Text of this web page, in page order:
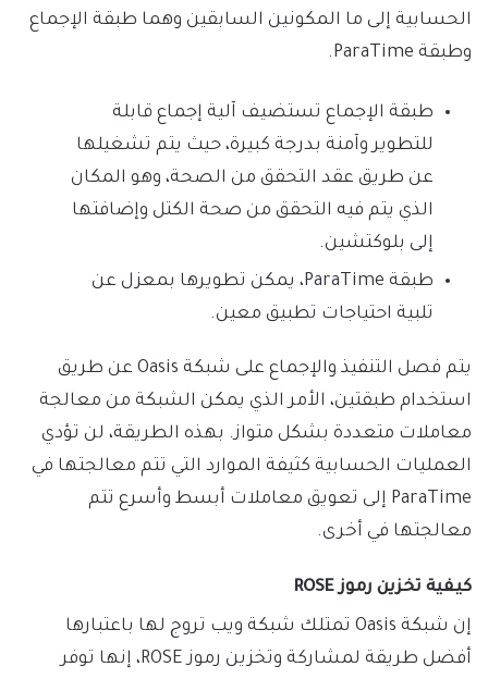
الحسابية إلى ما المكونين السابقين وهما طبقة الإجماع
وطبقة ParaTime.
طبقة الإجماع تستضيف آلية إجماع قابلة
للتطوير وآمنة بدرجة كبيرة، حيث يتم تشغيلها
عن طريق عقد التحقق من الصحة، وهو المكان
الذي يتم فيه التحقق من صحة الكتل وإضافتها
إلى بلوكتشين.
طبقة ParaTime، يمكن تطويرها بمعزل عن
تلبية احتياجات تطبيق معين.
يتم فصل التنفيذ والإجماع على شبكة Oasis عن طريق
استخدام طبقتين، الأمر الذي يمكن الشبكة من معالجة
معاملات متعددة بشكل متواز. بهذه الطريقة، لن تؤدي
العمليات الحسابية كثيفة الموارد التي تتم معالجتها في
ParaTime إلى تعويق معاملات أبسط وأسرع تتم
معالجتها في أخرى.
كيفية تخزين رموز ROSE
إن شبكة Oasis تمتلك شبكة ويب تروج لها باعتبارها
أفضل طريقة لمشاركة وتخزين رموز ROSE، إنها توفر